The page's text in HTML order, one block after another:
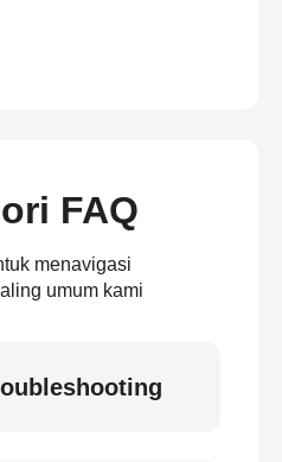
FAQ
menavigasi
umum kami